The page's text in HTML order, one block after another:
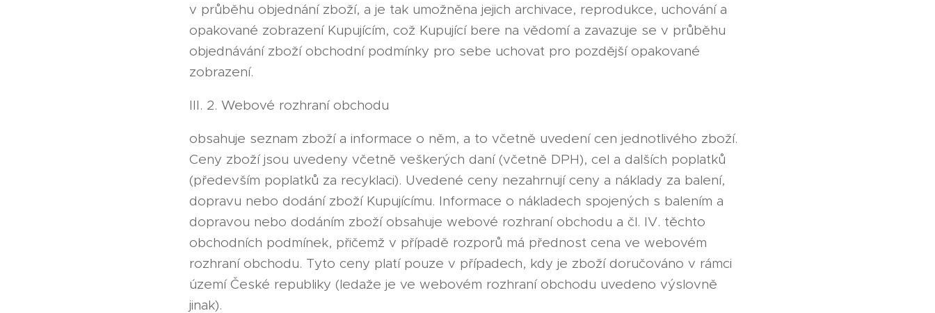
v průběhu objednání zboží, a je tak umožněna jejich archivace, reprodukce, uchování a
opakované zobrazení Kupujícím, což Kupující bere na vědomí a zavazuje se v průběhu
objednávání zboží obchodní podmínky pro sebe uchovat pro pozdější opakované
zobrazení.
III. 2. Webové rozhraní obchodu
obsahuje seznam zboží a informace o něm, a to včetně uvedení cen jednotlivého zboží.
Ceny zboží jsou uvedeny včetně veškerých daní (včetně DPH), cel a dalších poplatků
(především poplatků za recyklaci). Uvedené ceny nezahrnují ceny a náklady za balení,
dopravu nebo dodání zboží Kupujícímu. Informace o nákladech spojených s balením a
dopravou nebo dodáním zboží obsahuje webové rozhraní obchodu a čl. IV. těchto
obchodních podmínek, přičemž v případě rozporů má přednost cena ve webovém
rozhraní obchodu. Tyto ceny platí pouze v případech, kdy je zboží doručováno v rámci
území České republiky (ledaže je ve webovém rozhraní obchodu uvedeno výslovně
jinak).